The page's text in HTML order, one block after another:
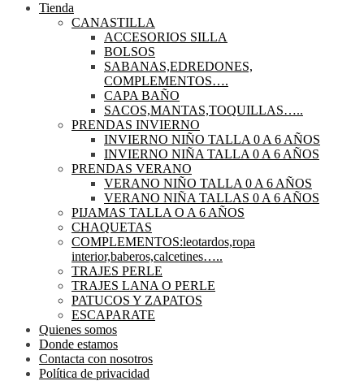
Tienda
CANASTILLA
ACCESORIOS SILLA
BOLSOS
SABANAS,EDREDONES,
COMPLEMENTOS….
CAPA BAÑO
SACOS,MANTAS,TOQUILLAS…..
PRENDAS INVIERNO
INVIERNO NIÑO TALLA 0 A 6 AÑOS
INVIERNO NIÑA TALLA 0 A 6 AÑOS
PRENDAS VERANO
VERANO NIÑO TALLA 0 A 6 AÑOS
VERANO NIÑA TALLAS 0 A 6 AÑOS
PIJAMAS TALLA O A 6 AÑOS
CHAQUETAS
COMPLEMENTOS:leotardos,ropa
interior,baberos,calcetines…..
TRAJES PERLE
TRAJES LANA O PERLE
PATUCOS Y ZAPATOS
ESCAPARATE
Quienes somos
Donde estamos
Contacta con nosotros
Política de privacidad